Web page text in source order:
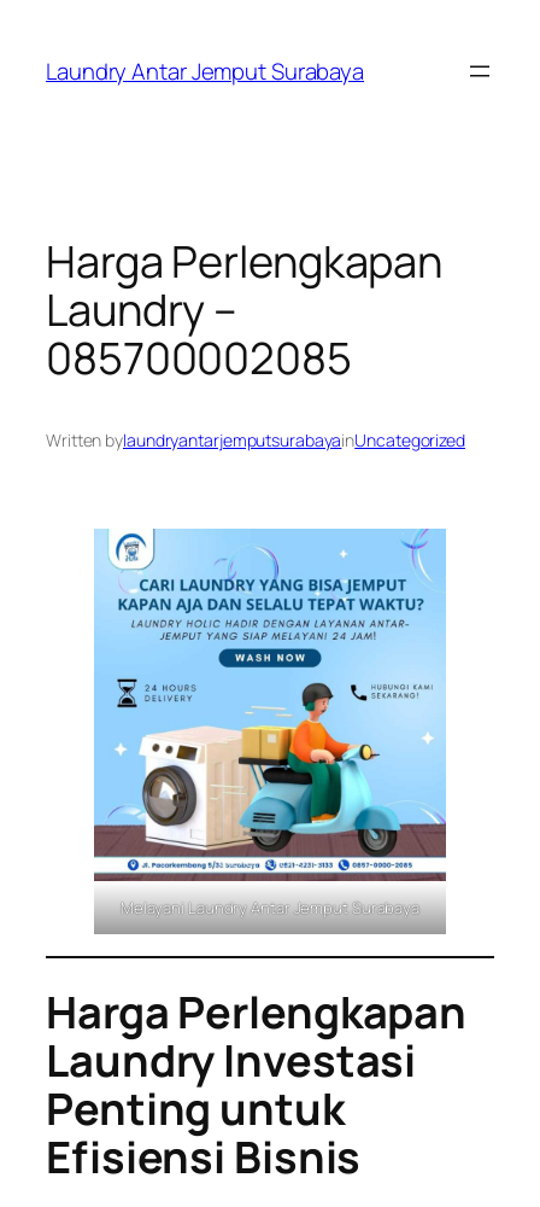
content
Laundry Antar Jemput Surabaya
Harga Perlengkapan
Laundry –
085700002085
Written bylaundryantarjemputsurabayainUncategorized
Melayani Laundry Antar Jemput Surabaya
Harga Perlengkapan
Laundry Investasi
Penting untuk
Efisiensi Bisnis